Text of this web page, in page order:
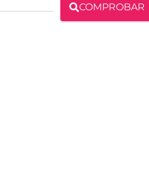
COMPROBAR